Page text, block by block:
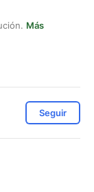
Más
Seguir